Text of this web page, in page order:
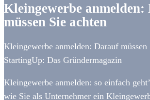
Kleingewerbe anmelden:
müssen Sie achten
Kleingewerbe anmelden: Darauf müssen
StartingUp: Das Gründermagazin
Kleingewerbe anmelden: so einfach
wie Sie als Unternehmer ein